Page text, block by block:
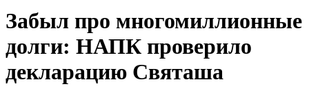
Забыл про многомиллионные
долги: НАПК проверило
декларацию Святаша